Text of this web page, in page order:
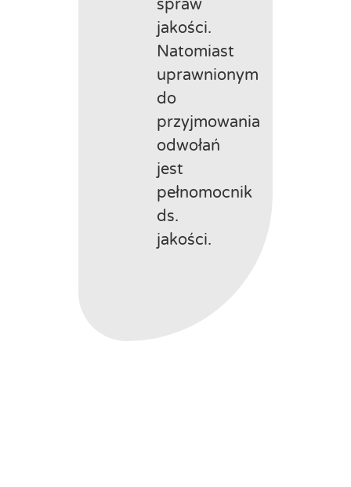
spraw
jakości.
Natomiast
uprawnionym
do
przyjmowania
odwołań
jest
pełnomocnik
ds.
jakości.